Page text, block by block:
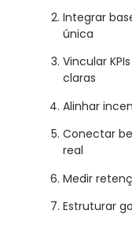
Integrar
única
Vincular
claras
Alinhar
Conectar
real
Medir
Estruturar